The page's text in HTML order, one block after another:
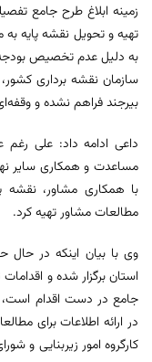
زمینه ابلاغ طرح جامع
تهیه و تحویل نقشه پایه به
به دلیل عدم تخصیص
سازمان نقشه برداری
بیرجند فراهم نشده و
داعی ادامه داد: علی
مساعدت و همکاری سایر
مطالعات مشاور تهیه کرد.
وی با بیان اینکه در
استان برگزار شده و
جامع در دست اقدام است،
در ارائه اطلاعات برای
کارگروه امور زیربنایی و